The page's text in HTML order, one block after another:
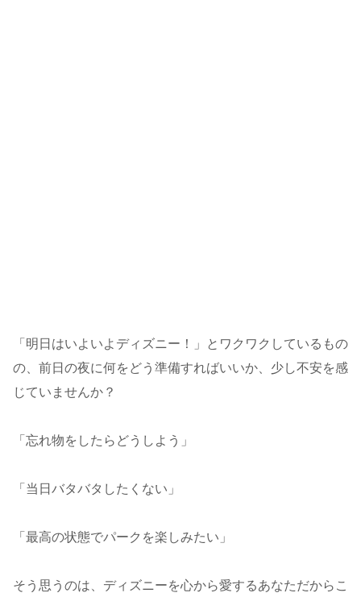
「明日はいよいよディズニー！」とワクワクしているもの
の、前日の夜に何をどう準備すればいいか、少し不安を感
じていませんか？
「忘れ物をしたらどうしよう」
「当日バタバタしたくない」
「最高の状態でパークを楽しみたい」
そう思うのは、ディズニーを心から愛するあなただからこ